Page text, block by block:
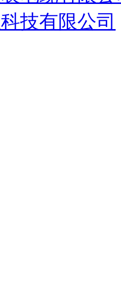
技有限公司